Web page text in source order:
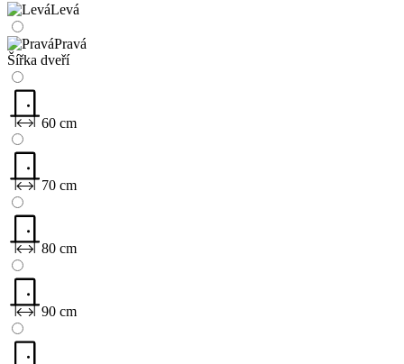
Levá
Pravá
Šířka dveří
60 cm
70 cm
80 cm
90 cm